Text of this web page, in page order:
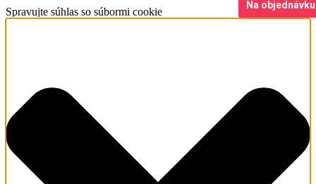
Spravujte súhlas so súbormi cookie
Na objednávku
Na objednávku